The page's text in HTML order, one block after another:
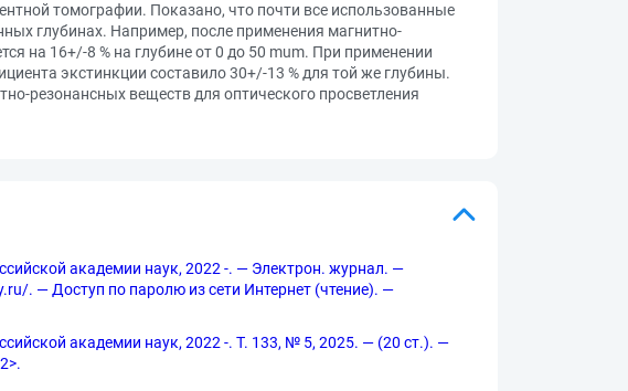
томографии. Показано, что почти все использованные
глубинах. Например, после применения магнитно-
на 16+/-8 % на глубине от 0 до 50 mum. При применении
экстинкции составило 30+/-13 % для той же глубины.
резонансных веществ для оптического просветления
академии наук, 2022 -. — Электрон. журнал. —
. — Доступ по паролю из сети Интернет (чтение). —
академии наук, 2022 -. Т. 133, № 5, 2025. — (20 ст.). —